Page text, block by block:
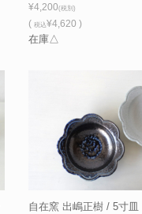
¥4,200(税別)
( 税込¥4,620 )
在庫△
自在窯 出嶋正樹 / 5寸皿